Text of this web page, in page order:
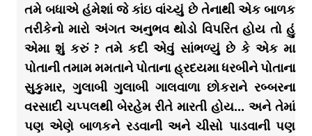
તમે બધાએ હંમેશાં જે કાંઇ વાંચ્યું છે તેનાથી એક બાળક
તરીકેનો મારો અંગત અનુભવ થોડો વિપરિત હોય તો હું
એમા શું કરું ? તમે કદી એવું સાંભળ્યું છે કે એક મા
પોતાની તમામ મમતાને પોતાના હ્રદયમા ધરબીને પોતાના
સુકુમાર, ગુલાબી ગુલાબી ગાલવાળા છોકરાને રબ્બરના
વરસાદી ચપ્પલથી બેરહેમ રીતે મારતી હોય… અને તેમાં
પણ એણે બાળકને રડવાની અને ચીસો પાડવાની પણ